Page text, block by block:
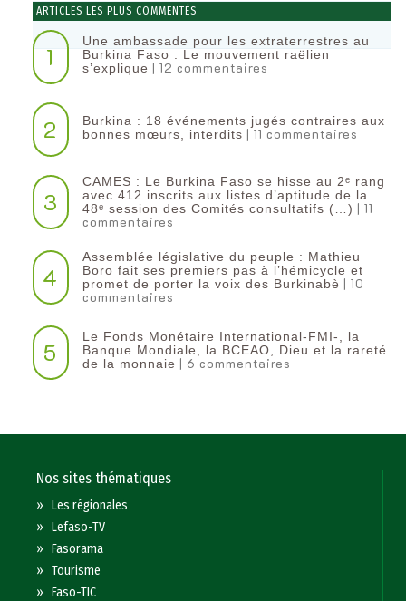
ARTICLES LES PLUS COMMENTÉS
1
Une ambassade pour les extraterrestres au
Burkina Faso : Le mouvement raëlien
s’explique | 12 commentaires
2
Burkina : 18 événements jugés contraires aux
bonnes mœurs, interdits | 11 commentaires
3
CAMES : Le Burkina Faso se hisse au 2ᵉ rang
avec 412 inscrits aux listes d’aptitude de la
48ᵉ session des Comités consultatifs (…) | 11
commentaires
4
Assemblée législative du peuple : Mathieu
Boro fait ses premiers pas à l’hémicycle et
promet de porter la voix des Burkinabè | 10
commentaires
5
Le Fonds Monétaire International-FMI-, la
Banque Mondiale, la BCEAO, Dieu et la rareté
de la monnaie | 6 commentaires
Nos sites thématiques
»Les régionales
»Lefaso-TV
»Fasorama
»Tourisme
»Faso-TIC